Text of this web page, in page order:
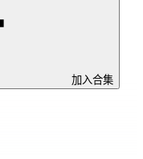
加入合集